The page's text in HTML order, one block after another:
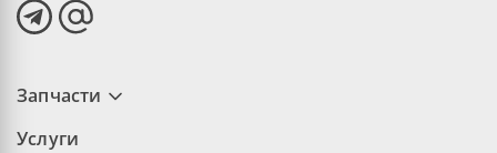
Запчасти
Услуги